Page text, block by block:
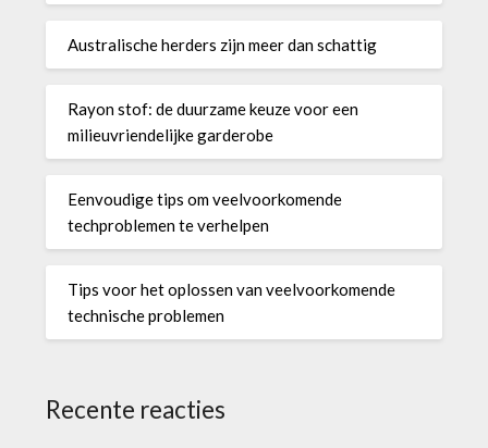
Australische herders zijn meer dan schattig
Rayon stof: de duurzame keuze voor een
milieuvriendelijke garderobe
Eenvoudige tips om veelvoorkomende
techproblemen te verhelpen
Tips voor het oplossen van veelvoorkomende
technische problemen
Recente reacties